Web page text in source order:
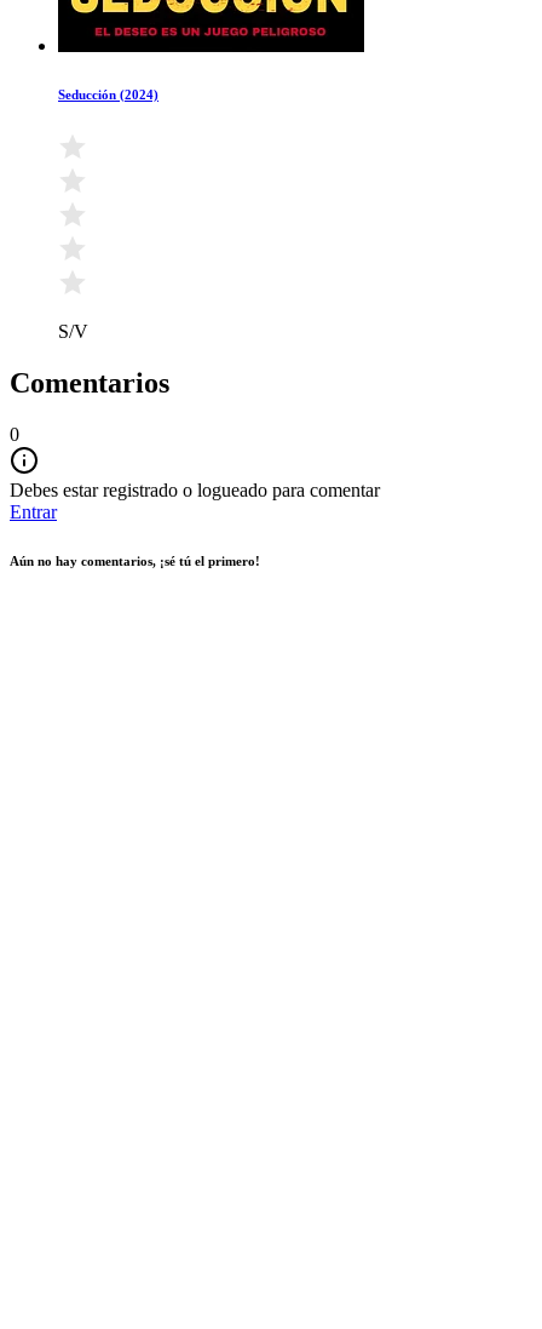
Seducción (2024)
S/V
Comentarios
0
Debes estar registrado o logueado para comentar
Entrar
Aún no hay comentarios, ¡sé tú el primero!